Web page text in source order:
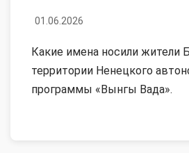
01.06.2026
Какие имена носили жители
территории Ненецкого
программы «Вынгы Вада».